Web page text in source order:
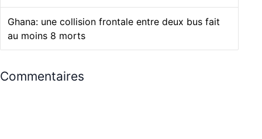
Ghana: une collision frontale entre deux bus fait
au moins 8 morts
Commentaires